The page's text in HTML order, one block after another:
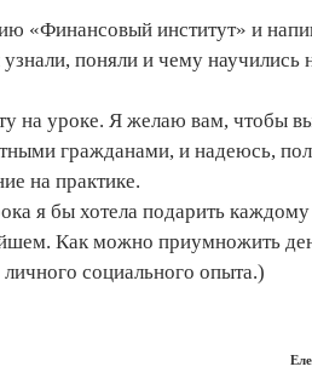
«Финансовый институт» и
узнали, поняли и чему
на уроке. Я желаю вам, чтобы вы
гражданами, и надеюсь,
на практике.
я бы хотела подарить
Как можно приумножить
личного социального опыта.)